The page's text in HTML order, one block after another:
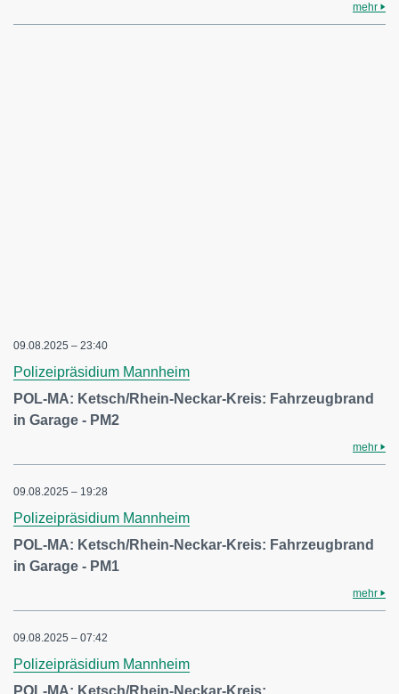
mehr
09.08.2025 – 23:40
Polizeipräsidium Mannheim
POL-MA: Ketsch/Rhein-Neckar-Kreis: Fahrzeugbrand
in Garage - PM2
mehr
09.08.2025 – 19:28
Polizeipräsidium Mannheim
POL-MA: Ketsch/Rhein-Neckar-Kreis: Fahrzeugbrand
in Garage - PM1
mehr
09.08.2025 – 07:42
Polizeipräsidium Mannheim
POL-MA: Ketsch/Rhein-Neckar-Kreis: